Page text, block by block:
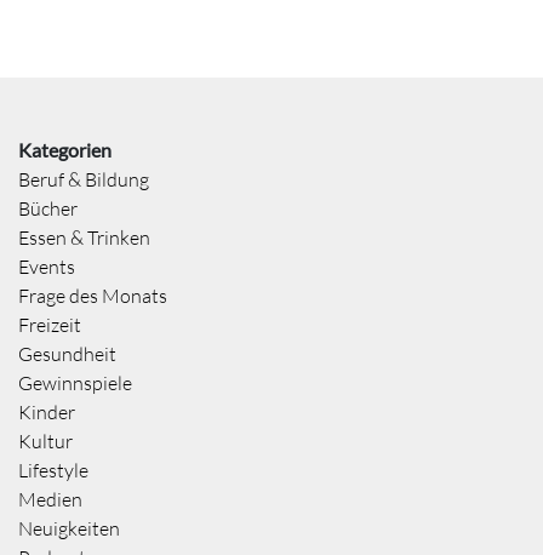
Kategorien
Beruf & Bildung
Bücher
Essen & Trinken
Events
Frage des Monats
Freizeit
Gesundheit
Gewinnspiele
Kinder
Kultur
Lifestyle
Medien
Neuigkeiten